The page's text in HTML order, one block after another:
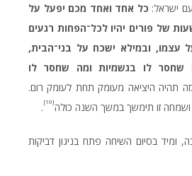
ישראל: כל אחד ואחד מכם יפעל על
של פורים יהיו לכל־הפחות רגעים
ובמילא ישכח על בני־הבית,
שחסר לו בגשמיות ומה שחסר לו
תהיה היציאה מעומק תחת לעומק רום.
ושמחה זו תימשך במשך השנה כולה[10]
.
ומיד בסיום השיחה פתח בניגון דביקות